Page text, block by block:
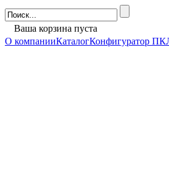
Ваша корзина пуста
О компанииКаталогКонфигуратор ПК